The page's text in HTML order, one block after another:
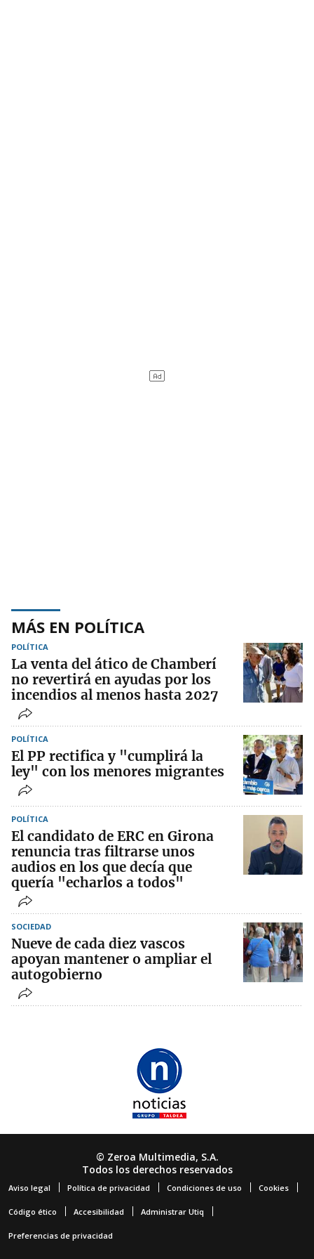
MÁS EN POLÍTICA
POLÍTICA
La venta del ático de Chamberí
no revertirá en ayudas por los
incendios al menos hasta 2027
POLÍTICA
El PP rectifica y "cumplirá la
ley" con los menores migrantes
POLÍTICA
El candidato de ERC en Girona
renuncia tras filtrarse unos
audios en los que decía que
quería "echarlos a todos"
SOCIEDAD
Nueve de cada diez vascos
apoyan mantener o ampliar el
autogobierno
© Zeroa Multimedia, S.A.
Todos los derechos reservados
Aviso legal Política de privacidad Condiciones de uso Cookies
Código ético Accesibilidad Administrar Utiq
Preferencias de privacidad